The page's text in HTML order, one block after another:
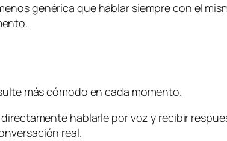
genérica que hablar siempre con el
más cómodo en cada momento.
hablarle por voz y recibir
real.